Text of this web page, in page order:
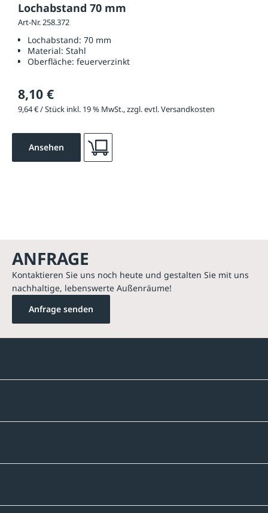
Lochabstand 70 mm
Art-Nr. 258.372
Lochabstand: 70 mm
Material: Stahl
Oberfläche: feuerverzinkt
8,10 €
9,64 € / Stück inkl. 19 % MwSt., zzgl. evtl. Versandkosten
Ansehen
ANFRAGE
Kontaktieren Sie uns noch heute und gestalten Sie mit uns
nachhaltige, lebenswerte Außenräume!
Anfrage senden